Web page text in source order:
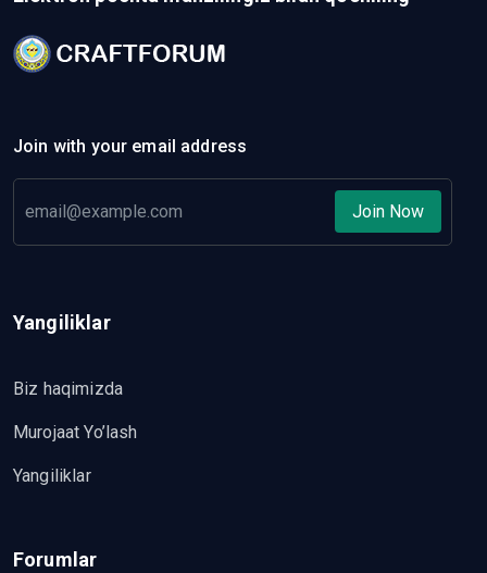
Join with your email address
Join Now
Yangiliklar
Biz haqimizda
Murojaat Yo’lash
Yangiliklar
Forumlar